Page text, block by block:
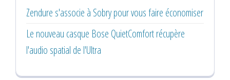
Zendure s'associe à Sobry pour vous faire économiser
Le nouveau casque Bose QuietComfort récupère
l'audio spatial de l'Ultra